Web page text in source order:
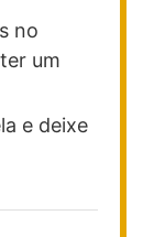
no
um
e deixe